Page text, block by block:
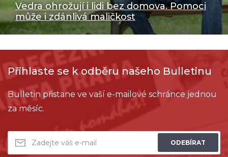
Vedra ohrožují i lidi bez domova. Pomoci
může i zdánlivá maličkost
Přihlaste se k odběru našeho Bulletinu
Bulletin přistane ve vaší e-mailové schránce jednou
za měsíc.
ODEBÍRAT